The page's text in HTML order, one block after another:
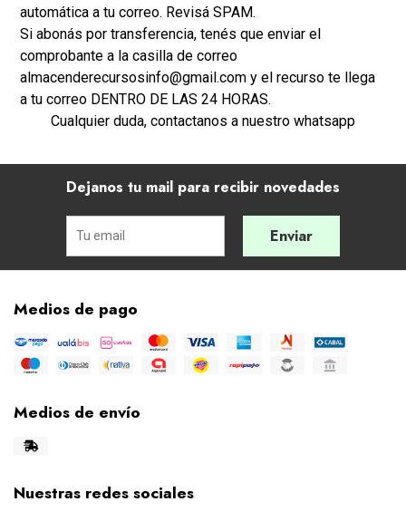
automática a tu correo. Revisá SPAM.
Si abonás por transferencia, tenés que enviar el
comprobante a la casilla de correo
almacenderecursosinfo@gmail.com y el recurso te llega
a tu correo DENTRO DE LAS 24 HORAS.
Cualquier duda, contactanos a nuestro whatsapp
Dejanos tu mail para recibir novedades
Enviar
Medios de pago
Medios de envío
Nuestras redes sociales